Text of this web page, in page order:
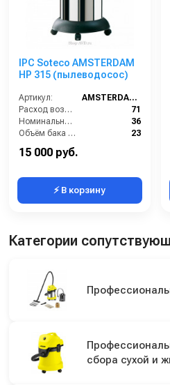
IPC Soteco AMSTERDAM
HP 315 (пылеводосос)
Артикул:
AMSTERDAM315
Расход воздуха (л/сек):
71
Номинальный диаметр принадлежностей (мм):
36
Объём бака (л):
23
Разрежение / сила всасывания (мбар):
15 000 руб.
⚡ В корзину
Категории
сбора сухой и